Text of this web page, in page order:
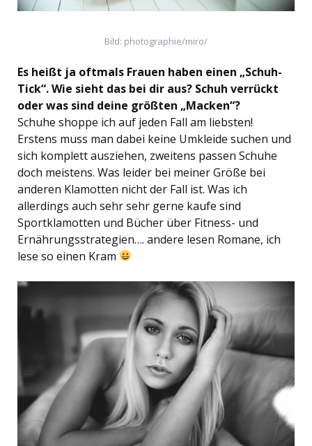
Bild: photographie/miro/
Es heißt ja oftmals Frauen haben einen „Schuh-
Tick“. Wie sieht das bei dir aus? Schuh verrückt
oder was sind deine größten „Macken“?
Schuhe shoppe ich auf jeden Fall am liebsten!
Erstens muss man dabei keine Umkleide suchen und
sich komplett ausziehen, zweitens passen Schuhe
doch meistens. Was leider bei meiner Größe bei
anderen Klamotten nicht der Fall ist. Was ich
allerdings auch sehr sehr gerne kaufe sind
Sportklamotten und Bücher über Fitness- und
Ernährungsstrategien…. andere lesen Romane, ich
lese so einen Kram